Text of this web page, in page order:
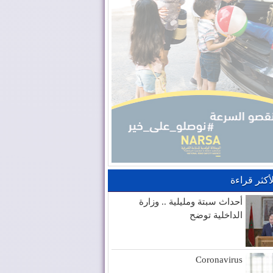
قراءة
أحداث سبتة ومليلية .. وزارة
الداخلية توضح
Coronavirus